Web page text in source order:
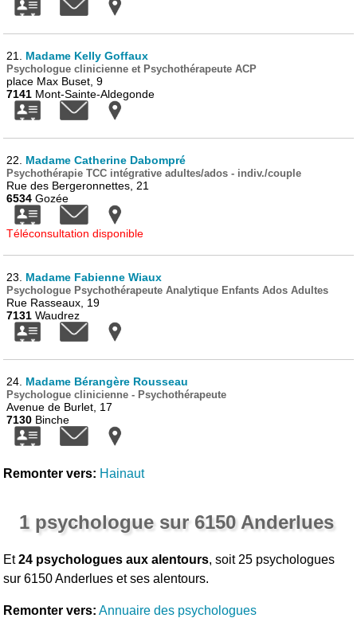
21. Madame Kelly Goffaux
Psychologue clinicienne et Psychothérapeute ACP
place Max Buset, 9
7141 Mont-Sainte-Aldegonde
22. Madame Catherine Dabompré
Psychothérapie TCC intégrative adultes/ados - indiv./couple
Rue des Bergeronnettes, 21
6534 Gozée
Téléconsultation disponible
23. Madame Fabienne Wiaux
Psychologue Psychothérapeute Analytique Enfants Ados Adultes
Rue Rasseaux, 19
7131 Waudrez
24. Madame Bérangère Rousseau
Psychologue clinicienne - Psychothérapeute
Avenue de Burlet, 17
7130 Binche
Remonter vers: Hainaut
1 psychologue sur 6150 Anderlues
Et24 psychologues aux alentours, soit 25 psychologues
sur 6150 Anderlues et ses alentours.
Remonter vers: Annuaire des psychologues